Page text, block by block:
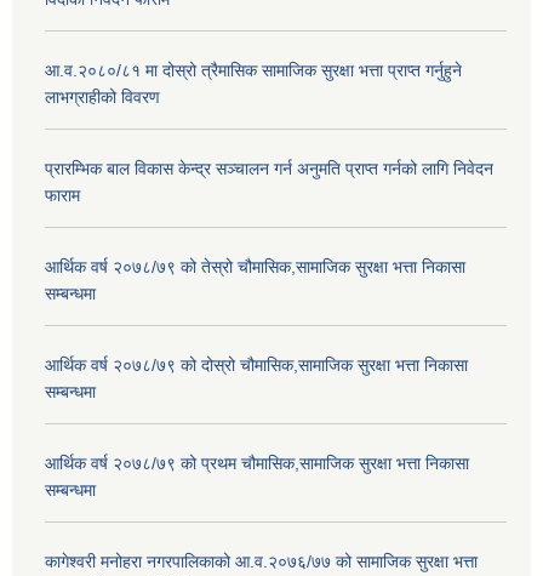
आ.व.२०८०/८१ मा दोस्रो त्रैमासिक सामाजिक सुरक्षा भत्ता प्राप्त गर्नुहुने
लाभग्राहीको विवरण
प्रारम्भिक बाल विकास केन्द्र सञ्चालन गर्न अनुमति प्राप्त गर्नको लागि निवेदन
फाराम
आर्थिक वर्ष २०७८/७९ को तेस्रो चौमासिक,सामाजिक सुरक्षा भत्ता निकासा
सम्बन्धमा
आर्थिक वर्ष २०७८/७९ को दोस्रो चौमासिक,सामाजिक सुरक्षा भत्ता निकासा
सम्बन्धमा
आर्थिक वर्ष २०७८/७९ को प्रथम चौमासिक,सामाजिक सुरक्षा भत्ता निकासा
सम्बन्धमा
कागेश्वरी मनोहरा नगरपालिकाको आ.व.२०७६/७७ को सामाजिक सुरक्षा भत्ता